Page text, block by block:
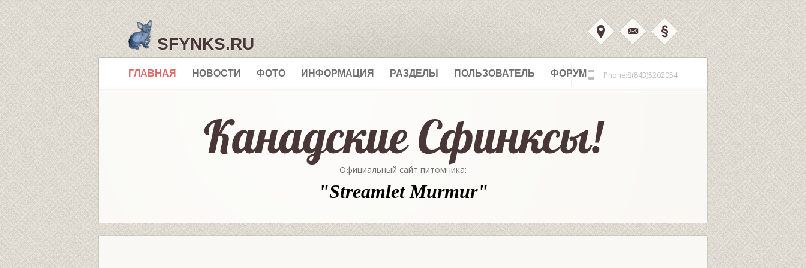
SFYNKS.RU
ГЛАВНАЯ НОВОСТИ ФОТО ИНФОРМАЦИЯ РАЗДЕЛЫ ПОЛЬЗОВАТЕЛЬ ФОРУМ Phone:8(843)5202054
Официальный сайт питомника:
"Streamlet Murmur"